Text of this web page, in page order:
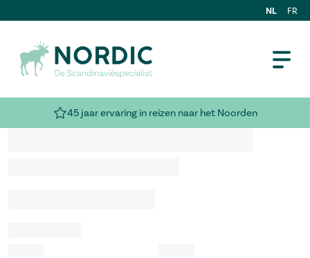
NL FR
45 jaar ervaring in reizen naar het Noorden